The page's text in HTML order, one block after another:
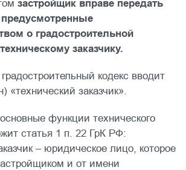
застройщик вправе передать
о градостроительной
заказчику.
кодекс вводит
«технический заказчик».
функции технического
статья 1 п. 22 ГрК РФ:
– юридическое лицо, которое
и от имени